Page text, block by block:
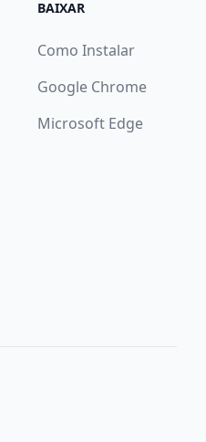
BAIXAR
Como Instalar
Google Chrome
Microsoft Edge